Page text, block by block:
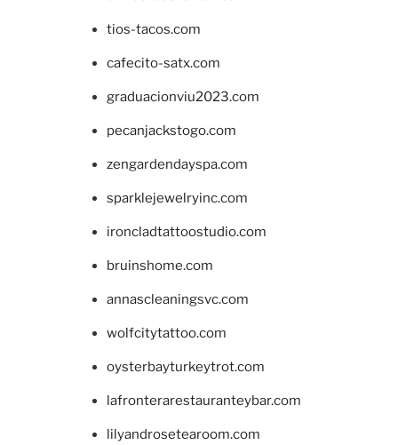
tios-tacos.com
cafecito-satx.com
graduacionviu2023.com
pecanjackstogo.com
zengardendayspa.com
sparklejewelryinc.com
ironcladtattoostudio.com
bruinshome.com
annascleaningsvc.com
wolfcitytattoo.com
oysterbayturkeytrot.com
lafronterarestauranteybar.com
lilyandrosetearoom.com